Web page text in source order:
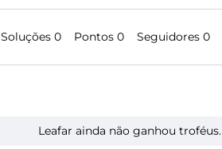
Soluções 0 Pontos 0 Seguidores 0
Leafar ainda não ganhou troféus.